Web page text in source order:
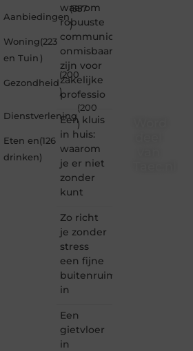
Aanbiedingen
(357
)
Woning
en Tuin
(223
)
Gezondheid
(200
)
Dienstverlening
(200
)
Eten en
drinken
(126
)
waarom
robuuste
communicatiemiddelen
onmisbaar
zijn voor
zakelijke
professio
Een kluis
in huis:
waarom
je er niet
zonder
kunt
Zo richt
je zonder
stress
een fijne
buitenruimte
in
Een
gietvloer
in